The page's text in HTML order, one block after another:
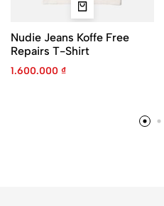
Nudie Jeans Koffe Free
Repairs T-Shirt
1.600.000 ₫